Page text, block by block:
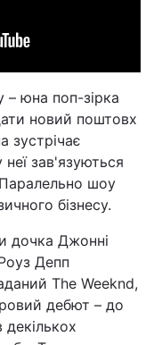
– юна поп-зірка
новий поштовх
зустрічає
зав'язуються
шоу
бізнесу.
дочка Джонні
Депп
The Weeknd,
дебют – до
декількох